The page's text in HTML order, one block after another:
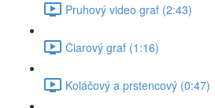
Pruhový video graf (2:43)
Čiarový graf (1:16)
Koláčový a prstencový (0:47)